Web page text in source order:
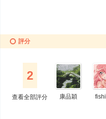
評分
2
查看全部評分 康品穎